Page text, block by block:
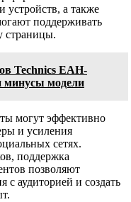
устройств, а также
поддерживать
страницы.
Technics EAH-
минусы модели
могут эффективно
и усиления
сетях.
поддержка
позволяют
с аудиторией и создать